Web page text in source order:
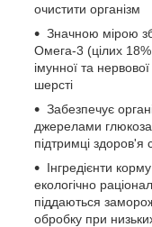
очистити організм
Значною мірою
Омега-3 (цілих 18%
імунної та
шерсті
Забезпечує
джерелами
підтримці здоров'я
Інгредієнти
екологічно
піддаються
обробку при